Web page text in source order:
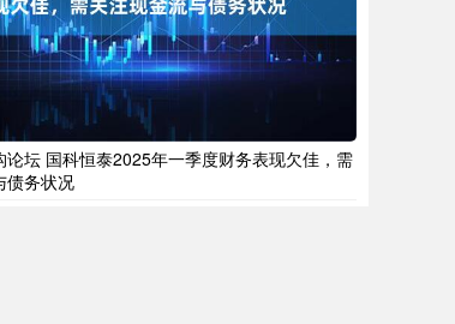
论坛 国科恒泰2025年一季度财务表现欠佳，需
债务状况